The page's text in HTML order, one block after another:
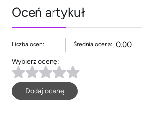
Oceń artykuł
Liczba ocen: Średnia ocena: 0.00
Wybierz ocenę:
Dodaj ocenę